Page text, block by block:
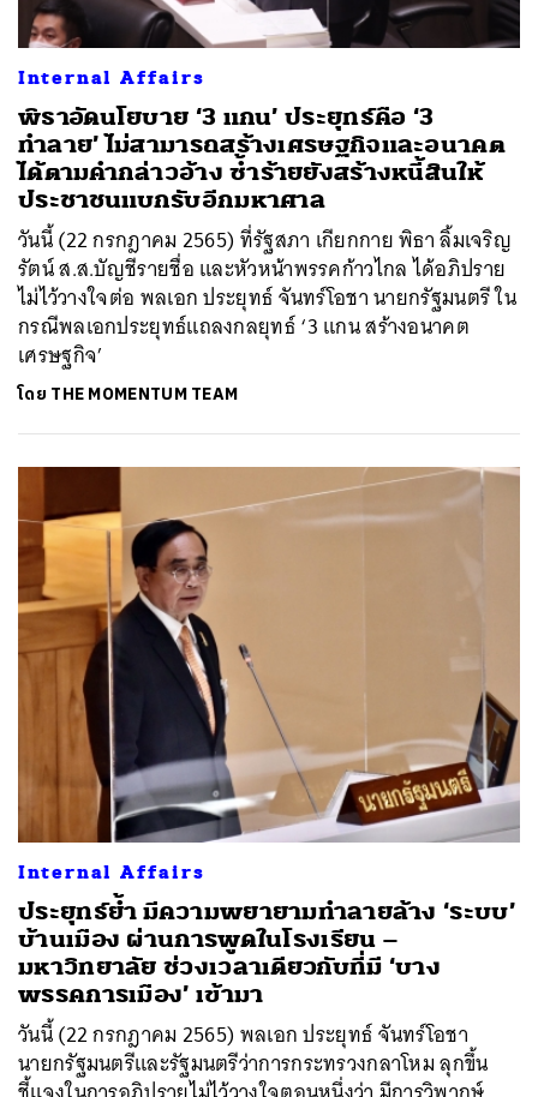
Internal Affairs
พิธาอัดนโยบาย ‘3 แกน’ ประยุทธ์คือ ‘3
ทำลาย’ ไม่สามารถสร้างเศรษฐกิจและอนาคต
ได้ตามคำกล่าวอ้าง ซ้ำร้ายยังสร้างหนี้สินให้
ประชาชนแบกรับอีกมหาศาล
วันนี้ (22 กรกฎาคม 2565) ที่รัฐสภา เกียกกาย พิธา ลิ้มเจริญ
รัตน์ ส.ส.บัญชีรายชื่อ และหัวหน้าพรรคก้าวไกล ได้อภิปราย
ไม่ไว้วางใจต่อ พลเอก ประยุทธ์ จันทร์โอชา นายกรัฐมนตรี ใน
กรณีพลเอกประยุทธ์แถลงกลยุทธ์ ‘3 แกน สร้างอนาคต
เศรษฐกิจ’
โดย THE MOMENTUM TEAM
Internal Affairs
ประยุทธ์ย้ำ มีความพยายามทำลายล้าง ‘ระบบ’
บ้านเมือง ผ่านการพูดในโรงเรียน –
มหาวิทยาลัย ช่วงเวลาเดียวกับที่มี ‘บาง
พรรคการเมือง’ เข้ามา
วันนี้ (22 กรกฎาคม 2565) พลเอก ประยุทธ์ จันทร์โอชา
นายกรัฐมนตรีและรัฐมนตรีว่าการกระทรวงกลาโหม ลุกขึ้น